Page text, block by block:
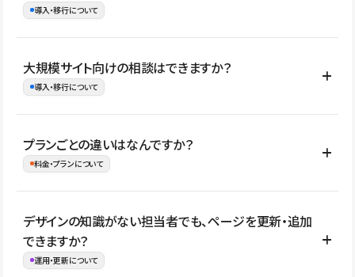
ォリオなど幅広く制作できます。
導入・移行について
はい。既存サイトの構成やコンテンツ、URLを整理したうえで、
Studio上に再構築する形で移行できます。 WordPressの場合は、
イト全体のデザインや設定がそのまま移行されるわけではないた
め、移行後にページ構成やデザイン、CMS設計、URL・リダイレク
大規模サイト向けの相談はできますか？
導入・移行について
はい。アクセス規模が大きいサイトや、複数部門での運用、権限管
理、セキュリティ確認、既存システムとの連携など、個別の要件が
ない段階でも、お問い合わせください。
お問合せはこちら
プランごとの違いはなんですか？
料金・プランについて
公開ページ数、バージョン履歴の期間、CMS利用数の上限、権限
管理の有無などがプランごとに異なります。詳しくは料金プランペ
ージをご覧ください。
デザインの知識がない担当者でも、ページを更新・追加
できますか？
運用・更新について